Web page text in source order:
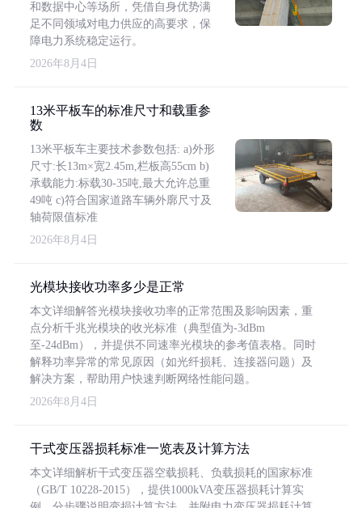
和数据中心等场所，凭借自身优势满
足不同领域对电力供应的高要求，保
障电力系统稳定运行。
2026年8月4日
13米平板车的标准尺寸和载重参
数
13米平板车主要技术参数包括: a)外形
尺寸:长13m×宽2.45m,栏板高55cm b)
承载能力:标载30-35吨,最大允许总重
49吨 c)符合国家道路车辆外廓尺寸及
轴荷限值标准
2026年8月4日
光模块接收功率多少是正常
本文详细解答光模块接收功率的正常范围及影响因素，重
点分析千兆光模块的收光标准（典型值为-3dBm
至-24dBm），并提供不同速率光模块的参考值表格。同时
解释功率异常的常见原因（如光纤损耗、连接器问题）及
解决方案，帮助用户快速判断网络性能问题。
2026年8月4日
干式变压器损耗标准一览表及计算方法
本文详细解析干式变压器空载损耗、负载损耗的国家标准
（GB/T 10228-2015），提供1000kVA变压器损耗计算实